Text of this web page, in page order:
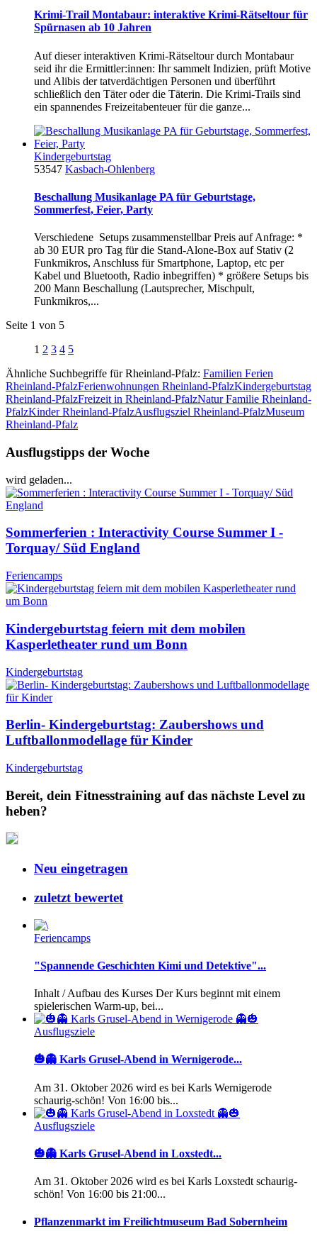
Krimi-Trail Montabaur: interaktive Krimi-Rätseltour für
Spürnasen ab 10 Jahren
Auf dieser interaktiven Krimi-Rätseltour durch Montabaur
seid ihr die Ermittler:innen: Ihr sammelt Indizien, prüft Motive
und Alibis der tatverdächtigen Personen und überführt
schließlich den Täter oder die Täterin. Die Krimi-Trails sind
ein spannendes Freizeitabenteuer für die ganze...
Kindergeburtstag
53547 Kasbach-Ohlenberg
Beschallung Musikanlage PA für Geburtstage,
Sommerfest, Feier, Party
Verschiedene Setups zusammenstellbar Preis auf Anfrage: *
ab 30 EUR pro Tag für die Stand-Alone-Box auf Stativ (2
Funkmikros, Anschluss für Smartphone, Laptop, etc per
Kabel und Bluetooth, Radio inbegriffen) * größere Setups bis
200 Mann Beschallung (Lautsprecher, Mischpult,
Funkmikros,...
Seite 1 von 5
1 2 3 4 5
Ähnliche Suchbegriffe für Rheinland-Pfalz: Familien Ferien
Rheinland-PfalzFerienwohnungen Rheinland-PfalzKindergeburtstag
Rheinland-PfalzFreizeit in Rheinland-PfalzNatur Familie Rheinland-
PfalzKinder Rheinland-PfalzAusflugsziel Rheinland-PfalzMuseum
Rheinland-Pfalz
Ausflugstipps der Woche
wird geladen...
Sommerferien : Interactivity Course Summer I -
Torquay/ Süd England
Feriencamps
Kindergeburtstag feiern mit dem mobilen
Kasperletheater rund um Bonn
Kindergeburtstag
Berlin- Kindergeburtstag: Zaubershows und
Luftballonmodellage für Kinder
Kindergeburtstag
Bereit, dein Fitnesstraining auf das nächste Level zu
heben?
Neu eingetragen
zuletzt bewertet
Feriencamps
"Spannende Geschichten Kimi und Detektive"...
Inhalt / Aufbau des Kurses Der Kurs beginnt mit einem
spielerischen Warm-up, bei...
Ausflugsziele
🎃👻 Karls Grusel-Abend in Wernigerode...
Am 31. Oktober 2026 wird es bei Karls Wernigerode
schaurig-schön! Von 16:00 bis...
Ausflugsziele
🎃👻 Karls Grusel-Abend in Loxstedt...
Am 31. Oktober 2026 wird es bei Karls Loxstedt schaurig-
schön! Von 16:00 bis 21:00...
Pflanzenmarkt im Freilichtmuseum Bad Sobernheim